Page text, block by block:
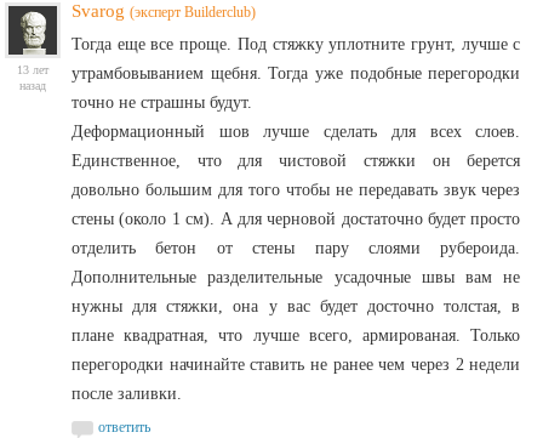
13 лет
назад
Svarog (эксперт Builderclub)
Тогда еще все проще. Под стяжку уплотните грунт, лучше с
утрамбовыванием щебня. Тогда уже подобные перегородки
точно не страшны будут.
Деформационный шов лучше сделать для всех слоев.
Единственное, что для чистовой стяжки он берется
довольно большим для того чтобы не передавать звук через
стены (около 1 см). А для черновой достаточно будет просто
отделить бетон от стены пару слоями рубероида.
Дополнительные разделительные усадочные швы вам не
нужны для стяжки, она у вас будет досточно толстая, в
плане квадратная, что лучше всего, армированая. Только
перегородки начинайте ставить не ранее чем через 2 недели
после заливки.
ответить